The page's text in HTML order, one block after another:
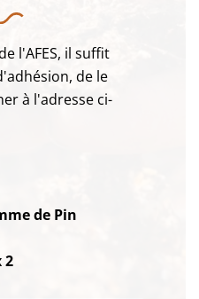
l'AFES, il suffit
de le
à l'adresse ci-
de Pin
2